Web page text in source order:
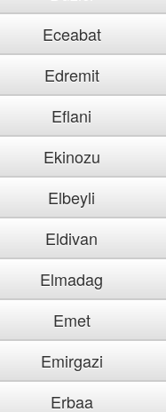
Eceabat
Edremit
Eflani
Ekinozu
Elbeyli
Eldivan
Elmadag
Emet
Emirgazi
Erbaa